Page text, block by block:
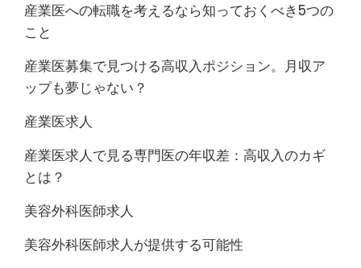
産業医への転職を考えるなら知っておくべき5つの
こと
産業医募集で見つける高収入ポジション。月収ア
ップも夢じゃない？
産業医求人
産業医求人で見る専門医の年収差：高収入のカギ
とは？
美容外科医師求人
美容外科医師求人が提供する可能性